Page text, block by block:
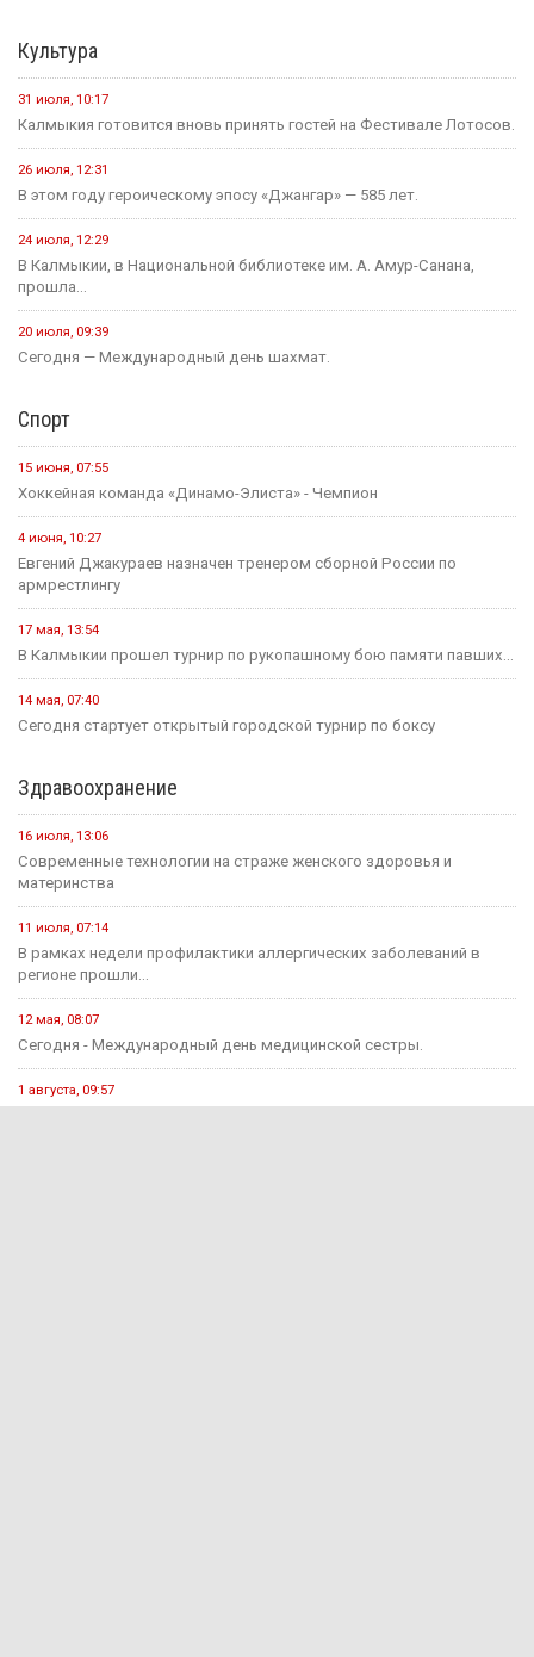
Культура
31 июля, 10:17
Калмыкия готовится вновь принять гостей на Фестивале Лотосов.
26 июля, 12:31
В этом году героическому эпосу «Джангар» — 585 лет.
24 июля, 12:29
В Калмыкии, в Национальной библиотеке им. А. Амур-Санана,
прошла...
20 июля, 09:39
Сегодня — Международный день шахмат.
Спорт
15 июня, 07:55
Хоккейная команда «Динамо-Элиста» - Чемпион
4 июня, 10:27
Евгений Джакураев назначен тренером сборной России по
армрестлингу
17 мая, 13:54
В Калмыкии прошел турнир по рукопашному бою памяти павших...
14 мая, 07:40
Сегодня стартует открытый городской турнир по боксу
Здравоохранение
16 июля, 13:06
Современные технологии на страже женского здоровья и
материнства
11 июля, 07:14
В рамках недели профилактики аллергических заболеваний в
регионе прошли...
12 мая, 08:07
Сегодня - Международный день медицинской сестры.
1 августа, 09:57